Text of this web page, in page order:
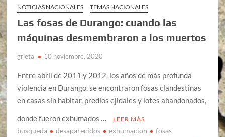
NOTICIAS NACIONALES
TEMAS NACIONALES
Las fosas de Durango: cuando las
máquinas desmembraron a los muertos
grieta 10 noviembre, 2020
Entre abril de 2011 y 2012, los años de más profunda
violencia en Durango, se encontraron fosas clandestinas
en casas sin habitar, predios ejidales y lotes abandonados,
donde fueron exhumados …
LEER MÁS
busqueda desaparecidos exhumacion
fosas